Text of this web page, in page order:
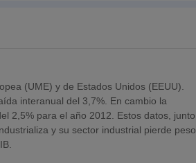
(UME) y de Estados Unidos (EEUU).
interanual del 3,7%. En cambio la
2,5% para el año 2012. Estos datos, junto
y su sector industrial pierde peso